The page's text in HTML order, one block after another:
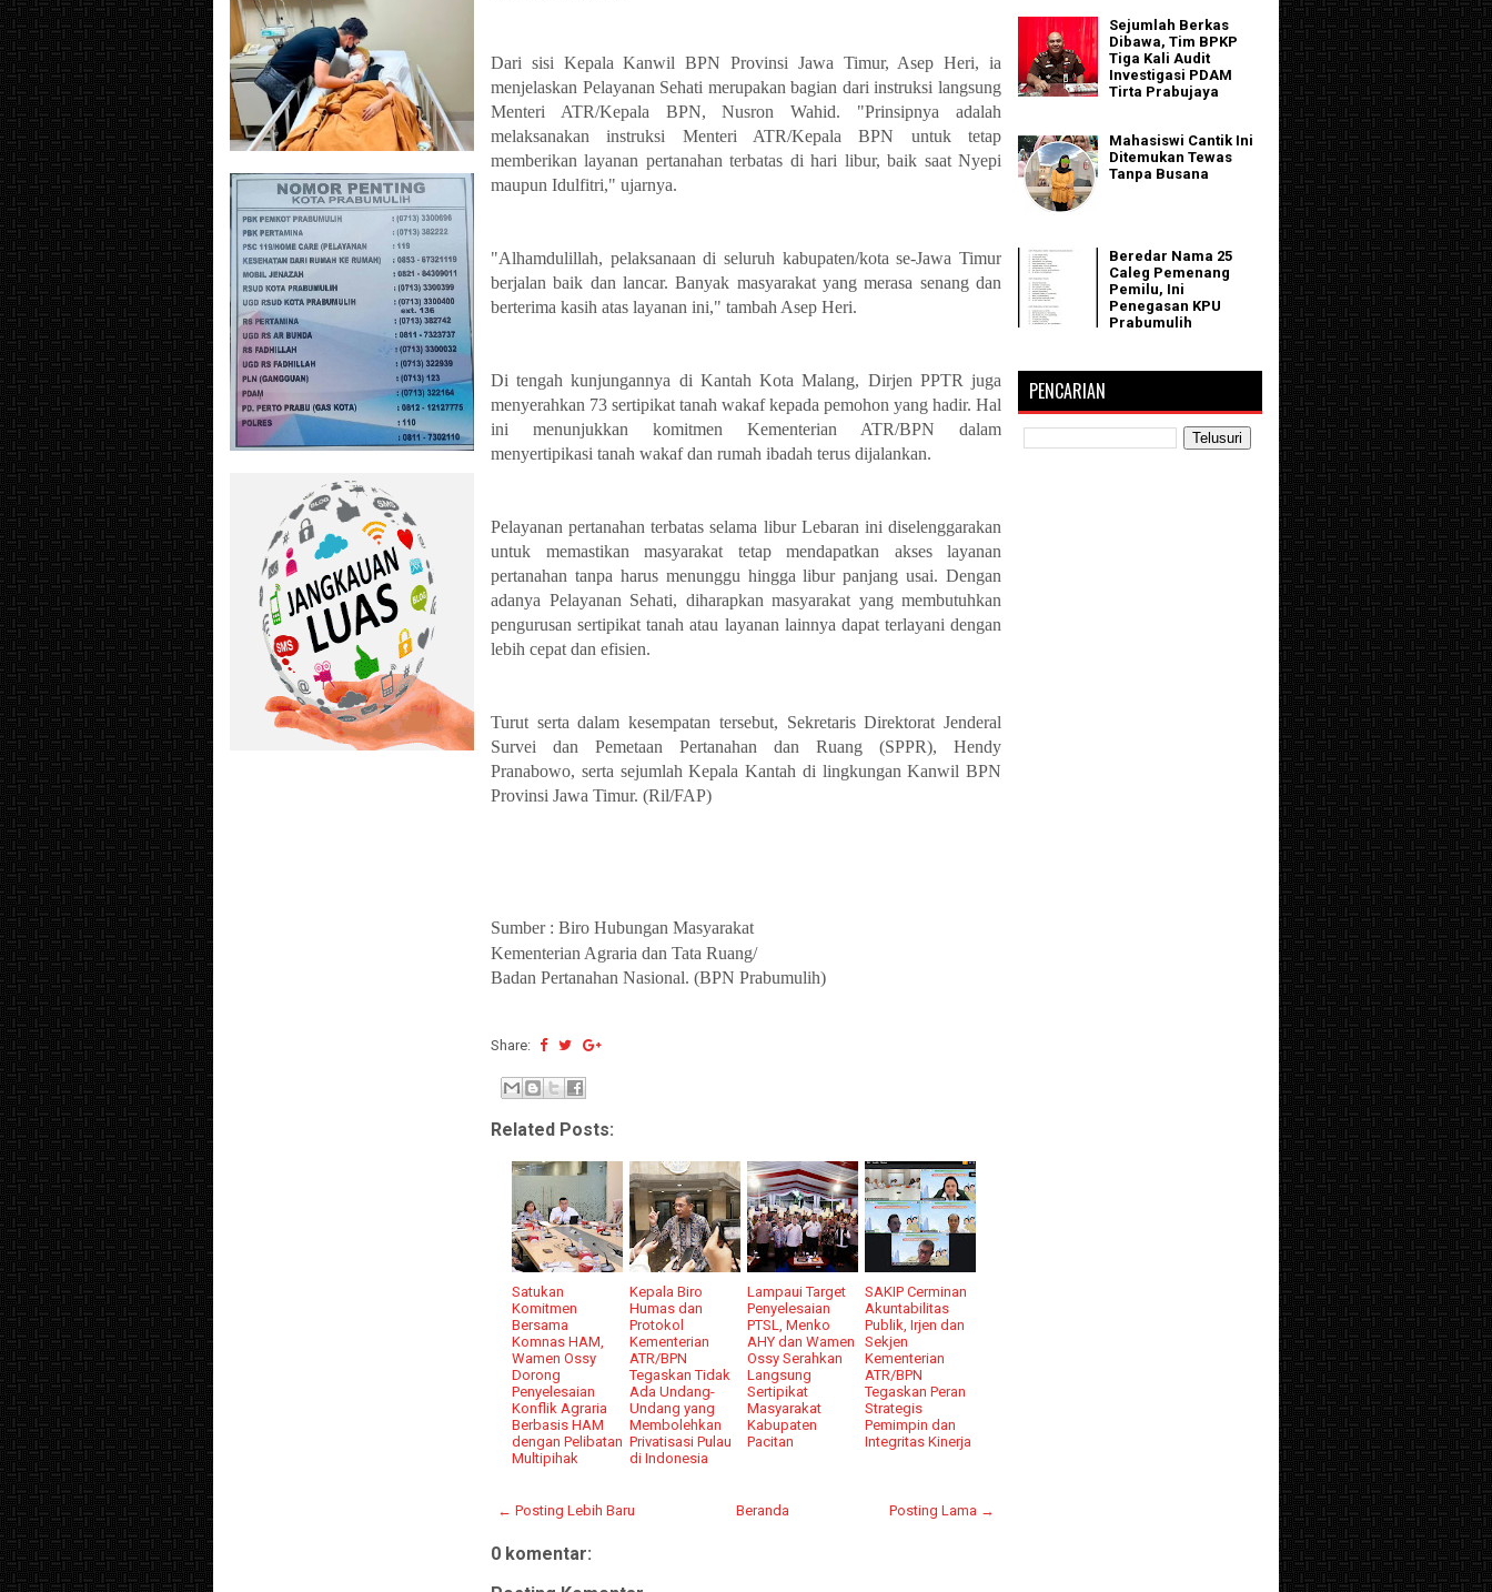
Dari sisi Kepala Kanwil BPN Provinsi Jawa Timur, Asep Heri, ia
menjelaskan Pelayanan Sehati merupakan bagian dari instruksi langsung
Menteri ATR/Kepala BPN, Nusron Wahid. "Prinsipnya adalah
melaksanakan instruksi Menteri ATR/Kepala BPN untuk tetap
memberikan layanan pertanahan terbatas di hari libur, baik saat Nyepi
maupun Idulfitri," ujarnya.
"Alhamdulillah, pelaksanaan di seluruh kabupaten/kota se-Jawa Timur
berjalan baik dan lancar. Banyak masyarakat yang merasa senang dan
berterima kasih atas layanan ini," tambah Asep Heri.
Di tengah kunjungannya di Kantah Kota Malang, Dirjen PPTR juga
menyerahkan 73 sertipikat tanah wakaf kepada pemohon yang hadir. Hal
ini menunjukkan komitmen Kementerian ATR/BPN dalam
menyertipikasi tanah wakaf dan rumah ibadah terus dijalankan.
Pelayanan pertanahan terbatas selama libur Lebaran ini diselenggarakan
untuk memastikan masyarakat tetap mendapatkan akses layanan
pertanahan tanpa harus menunggu hingga libur panjang usai. Dengan
adanya Pelayanan Sehati, diharapkan masyarakat yang membutuhkan
pengurusan sertipikat tanah atau layanan lainnya dapat terlayani dengan
lebih cepat dan efisien.
Turut serta dalam kesempatan tersebut, Sekretaris Direktorat Jenderal
Survei dan Pemetaan Pertanahan dan Ruang (SPPR), Hendy
Pranabowo, serta sejumlah Kepala Kantah di lingkungan Kanwil BPN
Provinsi Jawa Timur. (Ril/FAP)
Sumber : Biro Hubungan Masyarakat
Kementerian Agraria dan Tata Ruang/
Badan Pertanahan Nasional. (BPN Prabumulih)
Share:
Related Posts:
Satukan
Komitmen
Bersama
Komnas HAM,
Wamen Ossy
Dorong
Penyelesaian
Konflik Agraria
Berbasis HAM
dengan Pelibatan
Multipihak
Kepala Biro
Humas dan
Protokol
Kementerian
ATR/BPN
Tegaskan Tidak
Ada Undang-
Undang yang
Membolehkan
Privatisasi Pulau
di Indonesia
Lampaui Target
Penyelesaian
PTSL, Menko
AHY dan Wamen
Ossy Serahkan
Langsung
Sertipikat
Masyarakat
Kabupaten
Pacitan
SAKIP Cerminan
Akuntabilitas
Publik, Irjen dan
Sekjen
Kementerian
ATR/BPN
Tegaskan Peran
Strategis
Pemimpin dan
Integritas Kinerja
← Posting Lebih Baru Posting Lama →
Beranda
0 komentar:
Sejumlah Berkas
Dibawa, Tim BPKP
Tiga Kali Audit
Investigasi PDAM
Tirta Prabujaya
Mahasiswi Cantik Ini
Ditemukan Tewas
Tanpa Busana
Beredar Nama 25
Caleg Pemenang
Pemilu, Ini
Penegasan KPU
Prabumulih
PENCARIAN